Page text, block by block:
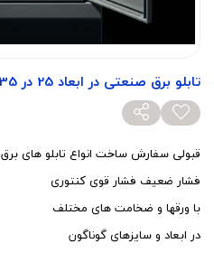
تابلو برق صنعتی در ابعاد 25 در 35
قبولی سفارش ساخت انواع تابلو های برق
فشار ضعیف فشار قوی کنتوری
با ورقها و ضخامت های مختلف
در ابعاد و سایزهای گوناگون